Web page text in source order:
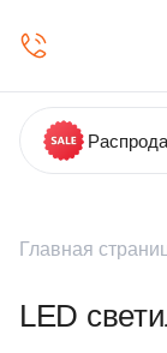
Главная
LED